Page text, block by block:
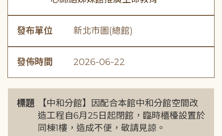
發布單位 新北市圖(總館)
發佈時間 2026-06-22
標題
【中和分館】因配合本館中和分館空間改
造工程自6月25日起閉館，臨時櫃檯設置於
同棟1樓，造成不便，敬請見諒。